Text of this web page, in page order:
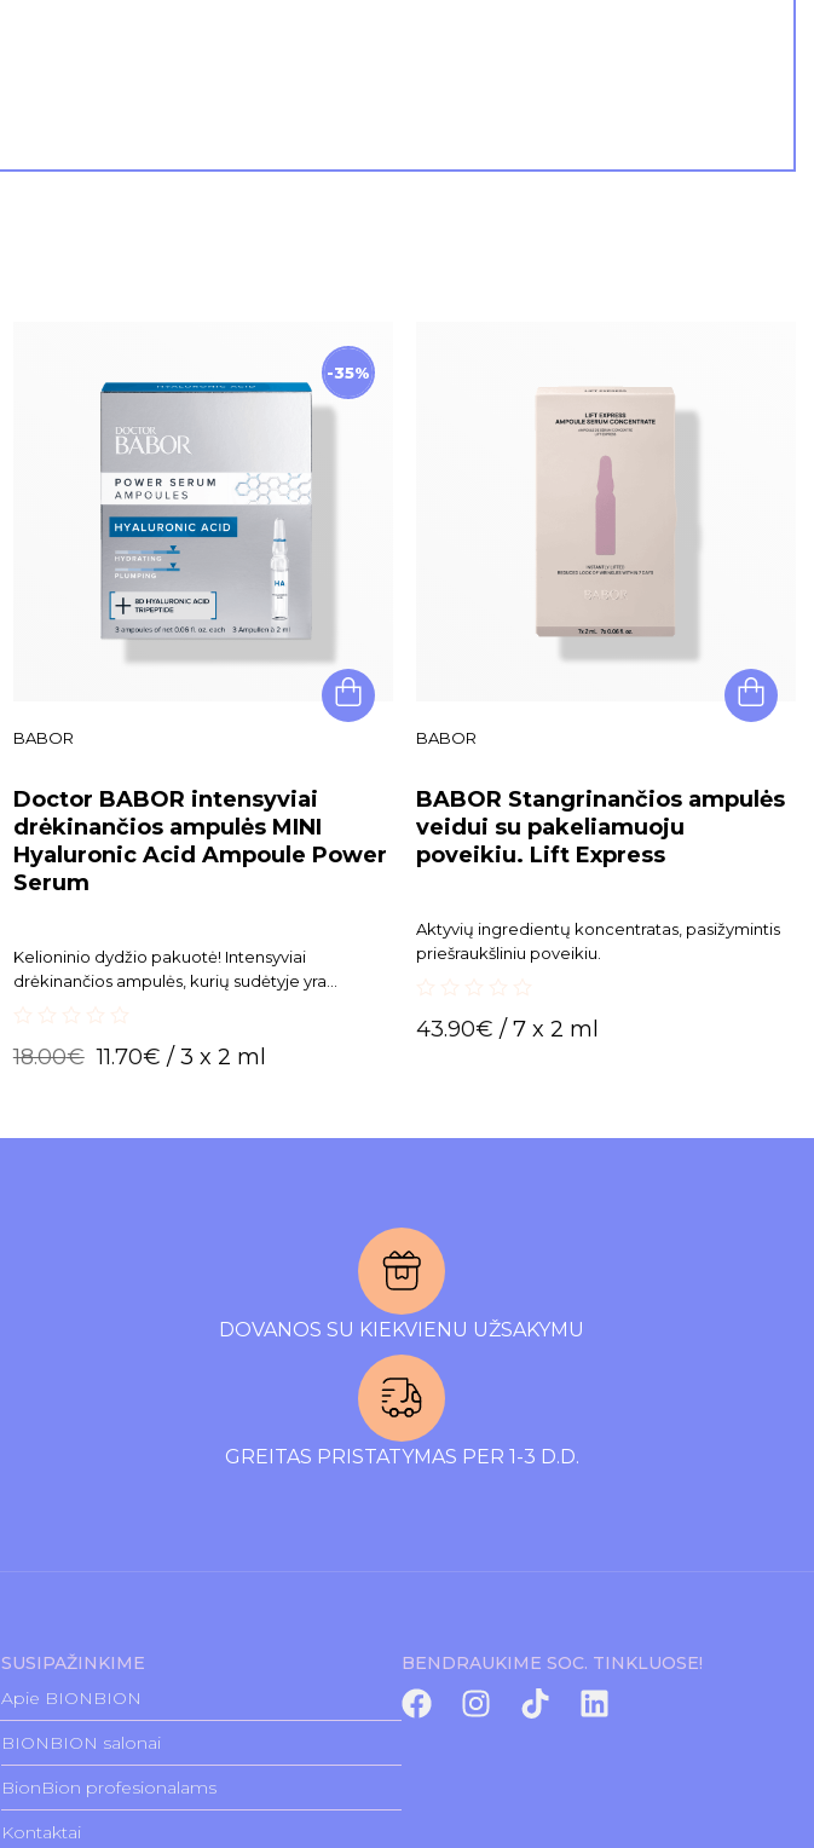
-35%
BABOR
Doctor BABOR intensyviai
drėkinančios ampulės MINI
Hyaluronic Acid Ampoule Power
Serum
Kelioninio dydžio pakuotė! Intensyviai
drėkinančios ampulės, kurių sudėtyje yra
out
18.00€ 11.70€ / 3 x 2 ml
BABOR
BABOR Stangrinančios ampulės
veidui su pakeliamuoju
poveikiu. Lift Express
Aktyvių ingredientų koncentratas, pasižymintis
priešraukšliniu poveikiu.
out
43.90€ / 7 x 2 ml
DOVANOS SU KIEKVIENU UŽSAKYMU
GREITAS PRISTATYMAS PER 1-3 D.D.
SUSIPAŽINKIME
Apie BIONBION
BIONBION salonai
BionBion profesionalams
Kontaktai
BENDRAUKIME SOC. TINKLUOSE!